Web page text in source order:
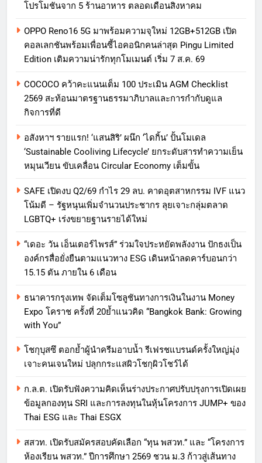
โปรโมชันจาก 5 ร้านอาหาร ตลอดเดือนสิงหาคม
OPPO Reno16 5G มาพร้อมความจุใหม่ 12GB+512GB เปิด
คอลเลกชันพร้อมเพื่อนซี้ไอคอนิกคนล่าสุด Pingu Limited
Edition เติมความน่ารักทุกโมเมนต์ เริ่ม 7 ส.ค. 69
COCOCO คว้าคะแนนเต็ม 100 ประเมิน AGM Checklist
2569 สะท้อนมาตรฐานธรรมาภิบาลและการกำกับดูแล
กิจการที่ดี
อสังหาฯ รายแรก! ‘แสนสิริ’ ผนึก ‘ไดกิ้น’ ปั้นโมเดล
‘Sustainable Cooliving Lifecycle’ ยกระดับสารทำความเย็น
หมุนเวียน ขับเคลื่อน Circular Economy เต็มขั้น
SAFE เปิดงบ Q2/69 กำไร 29 ลบ. คาดอุตสาหกรรม IVF แนว
โน้มดี – รัฐหนุนเพิ่มจำนวนประชากร ลุยเจาะกลุ่มตลาด
LGBTQ+ เร่งขยายฐานรายได้ใหม่
“เดอะ วัน เอ็นเตอร์ไพรส์” ร่วมใจประหยัดพลังงาน ปักธงเป็น
องค์กรสื่อยั่งยืนตามแนวทาง ESG เดินหน้าลดคาร์บอนกว่า
15.15 ตัน ภายใน 6 เดือน
ธนาคารกรุงเทพ จัดเต็มโซลูชันทางการเงินในงาน Money
Expo โคราช ครั้งที่ 20ย้ำแนวคิด “Bangkok Bank: Growing
with You”
โชกุบุสซึ ตอกย้ำผู้นำครีมอาบน้ำ รีเฟรชแบรนด์ครั้งใหญ่มุ่ง
เจาะคนเจนใหม่ ปลุกกระแสผิวโชกุผิวโชว์ได้
ก.ล.ต. เปิดรับฟังความคิดเห็นร่างประกาศปรับปรุงการเปิดเผย
ข้อมูลกองทุน SRI และการลงทุนในหุ้นโครงการ JUMP+ ของ
Thai ESG และ Thai ESGX
สสวท. เปิดรับสมัครสอบคัดเลือก “ทุน พสวท.” และ “โครงการ
ห้องเรียน พสวท.” ปีการศึกษา 2569 ชวน ม.3 ก้าวสู่เส้นทาง